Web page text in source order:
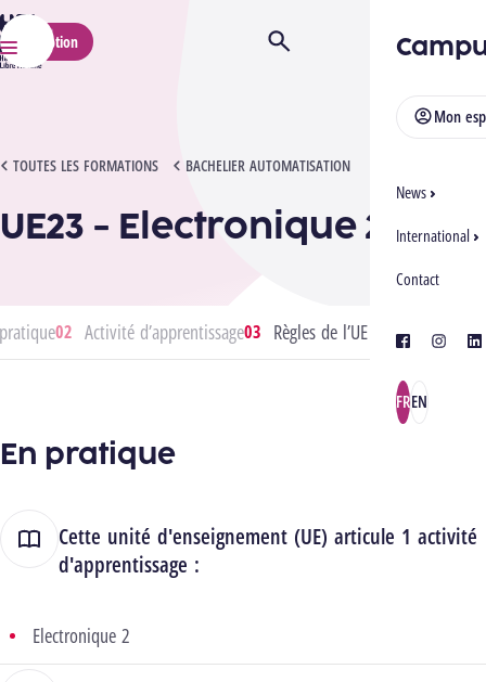
HELMo
Menu
Mon
News
International
Contact
facebook
FREN
Inscription Ouvrir/Fermer la recherche
TOUTES LES FORMATIONS BACHELIER AUTOMATISATION
UE23 - ELECTRONIQUE 2
UE23 - Electronique 2
Activité d’apprentissage Règles de l’UE
En pratique
Cette unité d'enseignement (UE) articule 1 activité
d'apprentissage :
Electronique 2